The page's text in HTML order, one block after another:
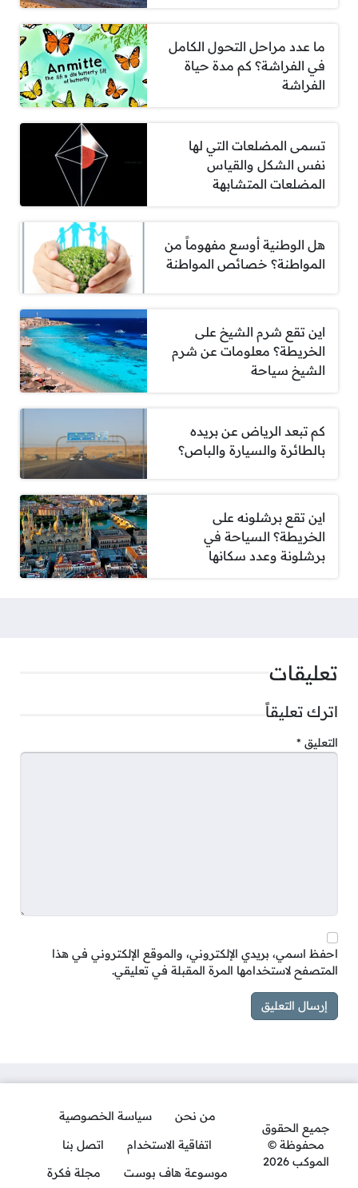
ما عدد مراحل التحول الكامل
في الفراشة؟ كم مدة حياة
الفراشة
تسمى المضلعات التي لها
نفس الشكل والقياس
المضلعات المتشابهة
هل الوطنية أوسع مفهوماً من
المواطنة؟ خصائص المواطنة
اين تقع شرم الشيخ على
الخريطة؟ معلومات عن شرم
الشيخ سياحة
كم تبعد الرياض عن بريده
بالطائرة والسيارة والباص؟
اين تقع برشلونه على
الخريطة؟ السياحة في
برشلونة وعدد سكانها
تعليقات
اترك تعليقاً
التعليق *
احفظ اسمي، بريدي الإلكتروني، والموقع الإلكتروني في هذا
المتصفح لاستخدامها المرة المقبلة في تعليقي.
جميع الحقوق
محفوظة ©
الموكب 2026
من نحن
سياسة الخصوصية
اتفاقية الاستخدام
اتصل بنا
موسوعة هاف بوست
مجلة فكرة